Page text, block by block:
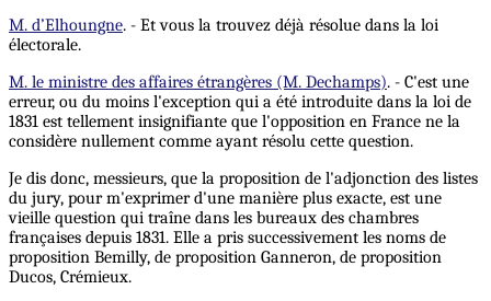
M. d’Elhoungne. - Et vous la trouvez déjà résolue dans la loi
électorale.
M. le ministre des affaires étrangères (M. Dechamps). - C'est une
erreur, ou du moins l'exception qui a été introduite dans la loi de
1831 est tellement insignifiante que l'opposition en France ne la
considère nullement comme ayant résolu cette question.
Je dis donc, messieurs, que la proposition de l'adjonction des listes
du jury, pour m'exprimer d'une manière plus exacte, est une
vieille question qui traîne dans les bureaux des chambres
françaises depuis 1831. Elle a pris successivement les noms de
proposition Bemilly, de proposition Ganneron, de proposition
Ducos, Crémieux.